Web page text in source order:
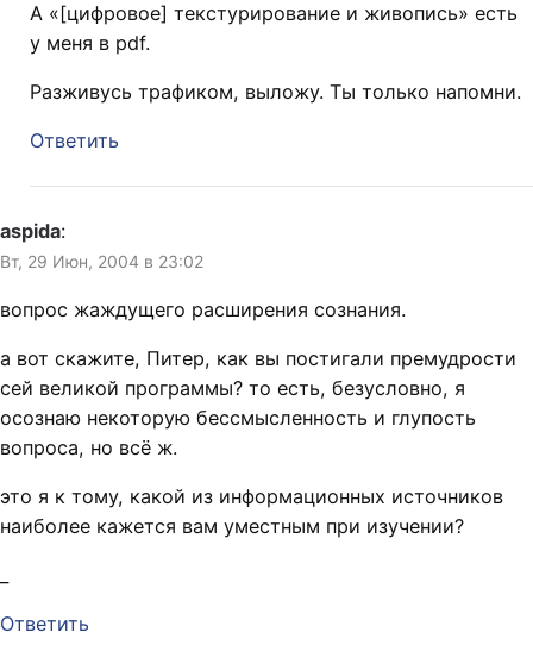
А «[цифровое] текстурирование и живопись» есть
у меня в pdf.
Разживусь трафиком, выложу. Ты только напомни.
Ответить
aspida:
Вт, 29 Июн, 2004 в 23:02
вопрос жаждущего расширения сознания.
а вот скажите, Питер, как вы постигали премудрости
сей великой программы? то есть, безусловно, я
осознаю некоторую бессмысленность и глупость
вопроса, но всё ж.
это я к тому, какой из информационных источников
наиболее кажется вам уместным при изучении?
Ответить